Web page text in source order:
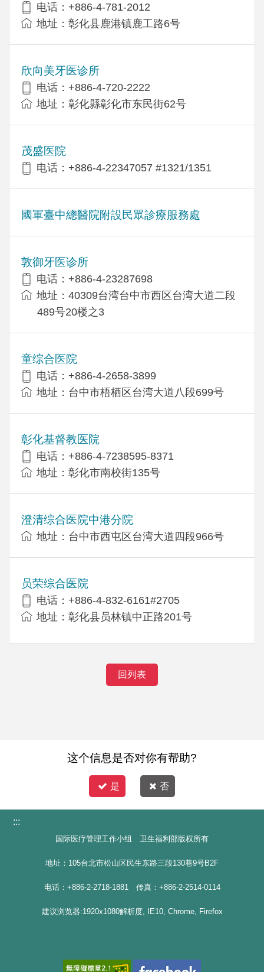
电话：+886-4-781-2012
地址：彰化县鹿港镇鹿工路6号
欣向美牙医诊所
电话：+886-4-720-2222
地址：彰化縣彰化市东民街62号
茂盛医院
电话：+886-4-22347057 #1321/1351
國軍臺中總醫院附設民眾診療服務處
敦御牙医诊所
电话：+886-4-23287698
地址：40309台湾台中市西区台湾大道二段
489号20楼之3
童综合医院
电话：+886-4-2658-3899
地址：台中市梧栖区台湾大道八段699号
彰化基督教医院
电话：+886-4-7238595-8371
地址：彰化市南校街135号
澄清综合医院中港分院
地址：台中市西屯区台湾大道四段966号
员荣综合医院
电话：+886-4-832-6161#2705
地址：彰化县员林镇中正路201号
回列表
这个信息是否对你有帮助?
是 否
:::
国际医疗管理工作小组 卫生福利部版权所有
地址：105台北市松山区民生东路三段130巷9号B2F
电话：+886-2-2718-1881 传真：+886-2-2514-0114
建议浏览器:1920x1080解析度, IE10, Chrome, Firefox